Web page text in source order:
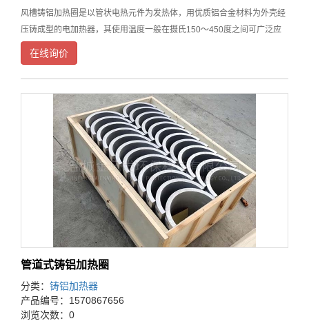
风槽铸铝加热圈是以管状电热元件为发热体，用优质铝合金材料为外壳经
压铸成型的电加热器，其使用温度一般在摄氏150～450度之间可广泛应
用于塑料机械、模头、电缆机械、化工、橡胶、石油等设备上。铸铝加热
器特点具有长寿命、保温性能好、机械性能强、耐
在线询价
管道式铸铝加热圈
分类： 铸铝加热器
产品编号：1570867656
浏览次数：0